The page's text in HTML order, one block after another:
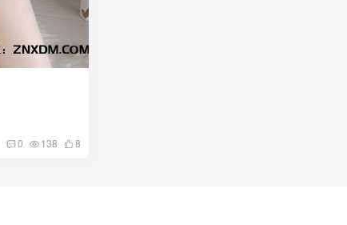
0 138 8